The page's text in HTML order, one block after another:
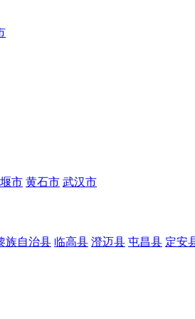
市 黄石市 武汉市
族自治县 临高县 澄迈县 屯昌县 定安